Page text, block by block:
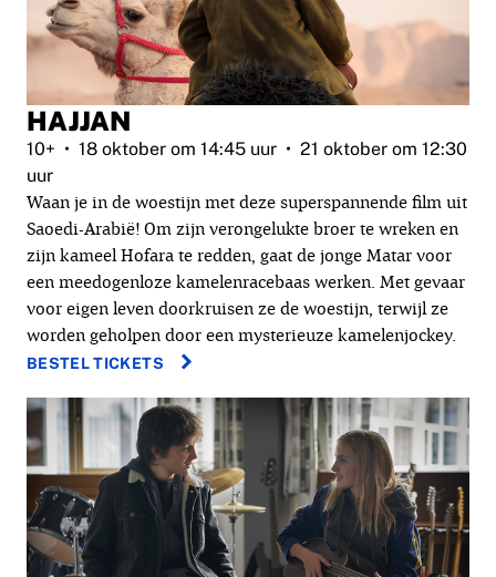
HAJJAN
10+ 18 oktober om 14:45 uur
21 oktober om 12:30
uur
Waan je in de woestijn met deze superspannende film uit
Saoedi-Arabië! Om zijn verongelukte broer te wreken en
zijn kameel Hofara te redden, gaat de jonge Matar voor
een meedogenloze kamelenracebaas werken. Met gevaar
voor eigen leven doorkruisen ze de woestijn, terwijl ze
worden geholpen door een mysterieuze kamelenjockey.
BESTEL TICKETS